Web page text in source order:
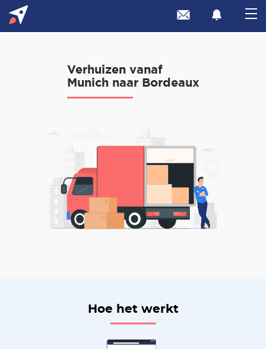
Verhuizen vanaf
Munich naar Bordeaux
Hoe het werkt